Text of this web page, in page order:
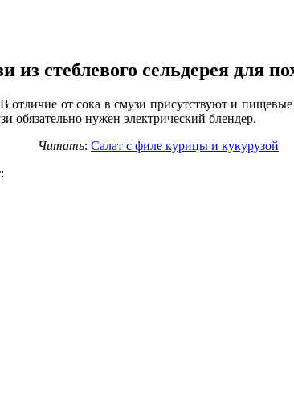
из стеблевого сельдерея для
отличие от сока в смузи присутствуют и
нужен электрический блендер.
Читать: Салат с филе курицы и кукурузой